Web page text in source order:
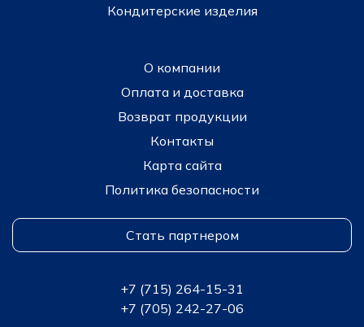
Кондитерские изделия
О компании
Оплата и доставка
Возврат продукции
Контакты
Карта сайта
Политика безопасности
Стать партнером
+7 (715) 264-15-31
+7 (705) 242-27-06